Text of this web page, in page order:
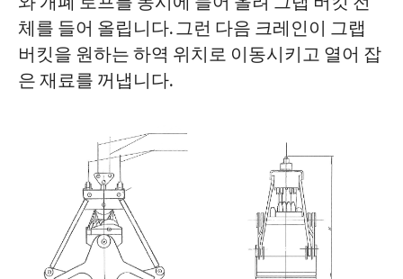
체를 들어 올립니다. 그런 다음 크레인이 그랩
버킷을 원하는 하역 위치로 이동시키고 열어 잡
은 재료를 꺼냅니다.